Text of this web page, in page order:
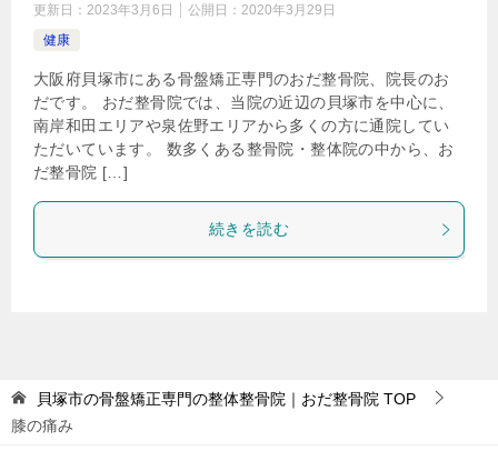
更新日： 2023年3月6日 公開日： 2020年3月29日
健康
大阪府貝塚市にある骨盤矯正専門のおだ整骨院、院長のお
だです。 おだ整骨院では、当院の近辺の貝塚市を中心に、
南岸和田エリアや泉佐野エリアから多くの方に通院してい
ただいています。 数多くある整骨院・整体院の中から、お
だ整骨院 […]
続きを読む
貝塚市の骨盤矯正専門の整体整骨院｜おだ整骨院 TOP
膝の痛み